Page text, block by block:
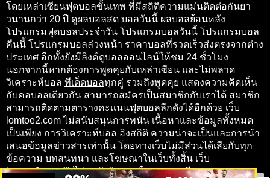
โดยเหล่าเซียนฟุตบอลขั้นเทพ ที่มีสถิติความแม่นติดต่อกันยา
วนานกว่า 20 ปี ดูผลบอลสด บอลวันนี้ ผลบอลย้อนหลัง
โปรแกรมฟุตบอลประจำวัน โปรแกรมบอลวันนี้ โปรแกรมบอล
คืนนี้ โปรแกรมบอลล่วงหน้า ราคาบอลที่รวดเร็วส่งตรงจากต่าง
ประเทศ อีกทั้งยังมีลิงค์ดูบอลออนไลน์ให้ชม 24 ชั่วโมง
นอกจากนี้หากต้องการพูดคุยกับเหล่าเซียน และไม่พลาด
วิเคราะห์บอล ทีเด็ดบอลทุกคู่ รวมถึงพูดคุย แสดงความคิดเห็น
กับคอบอลเดียวกัน สามารถสมัครเป็นสมาชิกกับเราได้ สมาชิก
สามารถติดตามตารางคะแนนฟุตบอลลีกดังได้อีกด้วย เว็บ
lomtoe2.com ไม่สนับสนุนการพนัน เนื้อหาและข้อมูลทั้งหมด
เป็นเพียง การวิเคราะห์บอล อิงสถิติ ความน่าจะเป็นและการนำ
เสนอข้อมูลข่าวสารเท่านั้น โดยทางเว็บไม่มีส่วนได้เสียกับทุก
ข้อความ บทสนทนา และโฆษณาในเว็บทั้งสิ้น เว็บ
lomtoe2.com จึงไม่ขอรับผิดชอบในทุกๆ กรณี